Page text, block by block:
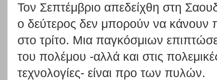
Τον Σεπτέμβριο απεδείχθη στη
ο δεύτερος δεν μπορούν να κάνουν
στο τρίτο. Μια παγκόσμιων
του πολέμου -αλλά και στις
τεχνολογίες- είναι προ των πυλών.